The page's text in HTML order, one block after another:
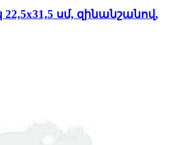
սմ, զինանշանով,